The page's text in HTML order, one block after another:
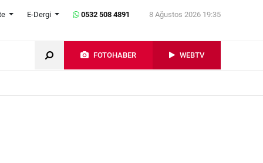
E-Dergi 0532 508 4891 8 Ağustos 2026 19:35
FOTOHABER WEBTV